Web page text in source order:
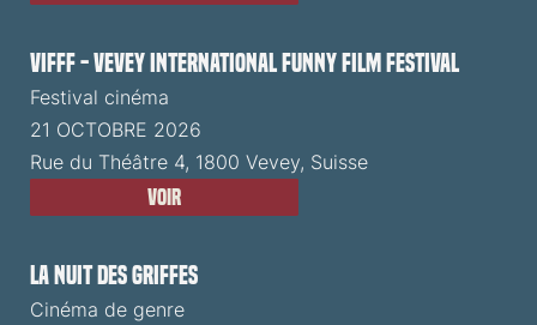
VIFFF - Vevey International Funny Film Festival
Festival cinéma
21 OCTOBRE 2026
Rue du Théâtre 4, 1800 Vevey, Suisse
Voir
La Nuit des Griffes
Cinéma de genre